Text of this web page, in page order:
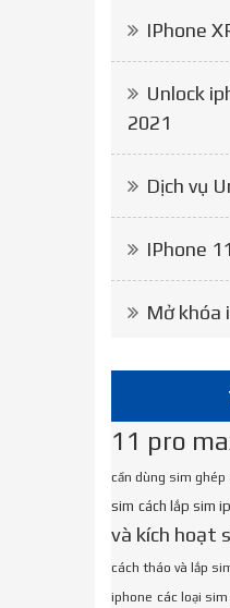
IPhone
Unlock
2021
Dịch vụ
IPhone
Mở khóa
11 pro
cần dùng sim ghép
sim cách lắp sim
và kích hoạt
cách tháo và lắp
iphone các loại sim